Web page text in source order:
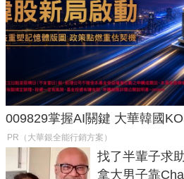
009829掌握AI關鍵 大華韓國
PR（大華銀全能行銷方案）
找了半輩子求
拿大男子靠